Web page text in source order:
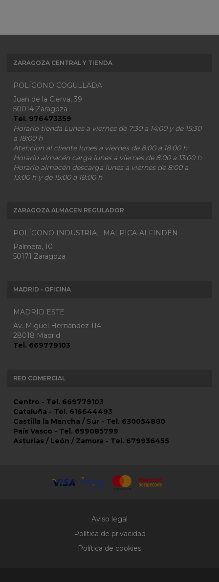
ZARAGOZA CENTRAL Y TIENDA
POLÍGONO COGULLADA
Juan de la Cierva, 39
50014 Zaragoza
Tel. 976473359
Horario tienda Lunes a viernes de 7:30 a 14:00 y de 15:30
a 18:00 h
Atencion al cliente lunes a viernes de 8:00 a 18:00 h
Horario almacén carga lunes a viernes de 8:00 a 13:00 h
Horario almacén descarga lunes a viernes de 8:00 a
13:00 h y de 15:00 a 18:00 h
ZARAGOZA ALMACEN REGULADOR
POLÍGONO INDUSTRIAL MALPICA-ALFINDÉN
Palmera, 10
50171 Zaragoza
MADRID - OFICINA
MADRID ESTE
Av. Miguel Hernández 114
28018 Madrid
Tel. 669779103
RED COMERCIAL
Centro - Tel. 669779103
Cataluña - Tel. 616644493
Castilla la Mancha / Sur - Tel. 630054880
País Vasco - Tel. 699085799
Asturias / León / Zamora - Tel. 679936455
Aviso legal
Política de privacidad
Política de cookies